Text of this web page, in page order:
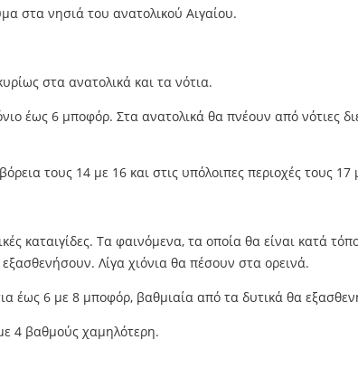
στα νησιά του ανατολικού Αιγαίου.
στα ανατολικά και τα νότια.
έως 6 μποφόρ. Στα ανατολικά θα πνέουν από νότιες
τους 14 με 16 και στις υπόλοιπες περιοχές τους
καταιγίδες. Τα φαινόμενα, τα οποία θα είναι κατά
Λίγα χιόνια θα πέσουν στα ορεινά.
έως 6 με 8 μποφόρ, βαθμιαία από τα δυτικά θα
4 βαθμούς χαμηλότερη.